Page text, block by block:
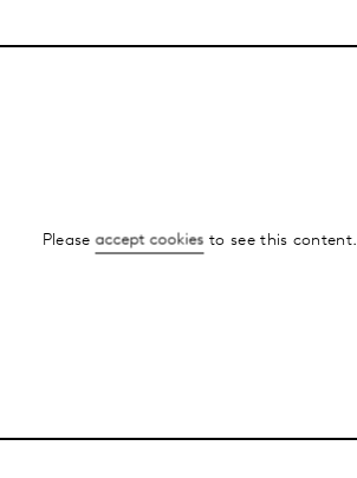
Pleaseaccept cookies to see this content.